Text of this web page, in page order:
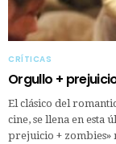
CRÍTICAS
Orgullo +
El clásico del
cine, se llena en esta
prejuicio + zombies»